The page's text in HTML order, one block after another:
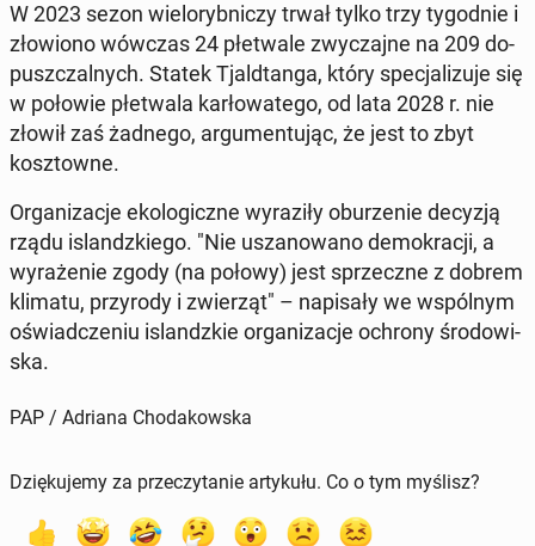
W 2023 sezon wie­lo­ryb­ni­czy trwał tylko trzy ty­go­dnie i
zło­wio­no wówczas 24 płe­twa­le zwy­czaj­ne na 209 do­
pusz­czal­nych. Statek Tjald­tan­ga, który spe­cja­li­zu­je się
w połowie płe­twa­la kar­ło­wa­te­go, od lata 2028 r. nie
złowił zaś żadnego, ar­gu­men­tu­jąc, że jest to zbyt
kosz­tow­ne.
Or­ga­ni­za­cje eko­lo­gicz­ne wy­ra­zi­ły obu­rze­nie decyzją
rządu is­landz­kie­go. "Nie usza­no­wa­no de­mo­kra­cji, a
wy­ra­że­nie zgody (na połowy) jest sprzecz­ne z dobrem
klimatu, przy­ro­dy i zwie­rząt" – na­pi­sa­ły we wspól­nym
oświad­cze­niu is­landz­kie or­ga­ni­za­cje ochrony śro­do­wi­
ska.
PAP / Adriana Chodakowska
Dziękujemy za przeczytanie artykułu. Co o tym myślisz?